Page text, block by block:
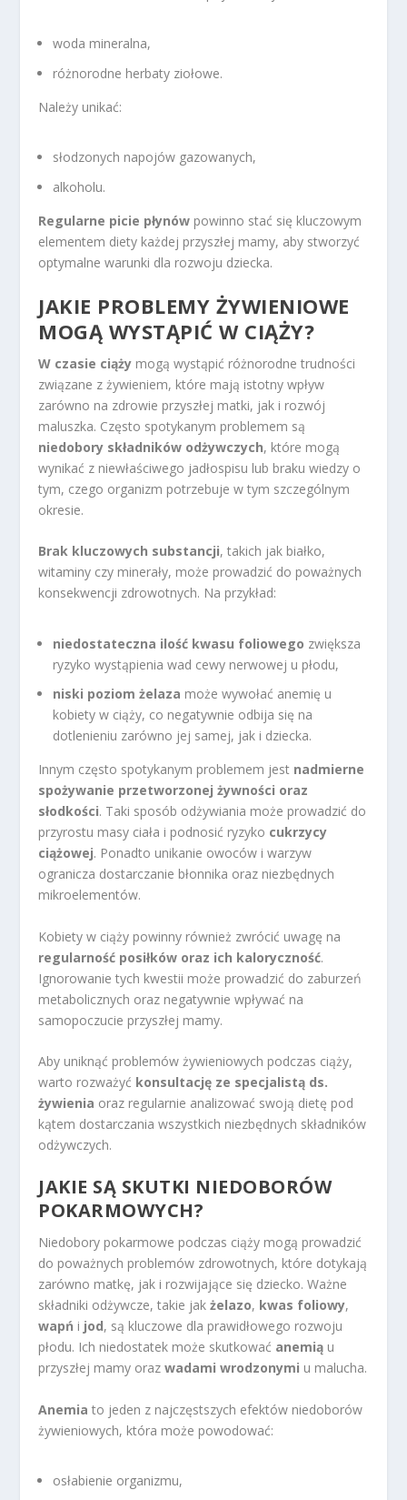
woda mineralna,
różnorodne herbaty ziołowe.
Należy unikać:
słodzonych napojów gazowanych,
alkoholu.
Regularne picie płynów powinno stać się kluczowym
elementem diety każdej przyszłej mamy, aby stworzyć
optymalne warunki dla rozwoju dziecka.
JAKIE PROBLEMY ŻYWIENIOWE
MOGĄ WYSTĄPIĆ W CIĄŻY?
W czasie ciąży mogą wystąpić różnorodne trudności
związane z żywieniem, które mają istotny wpływ
zarówno na zdrowie przyszłej matki, jak i rozwój
maluszka. Często spotykanym problemem są
niedobory składników odżywczych, które mogą
wynikać z niewłaściwego jadłospisu lub braku wiedzy o
tym, czego organizm potrzebuje w tym szczególnym
okresie.
Brak kluczowych substancji, takich jak białko,
witaminy czy minerały, może prowadzić do poważnych
konsekwencji zdrowotnych. Na przykład:
niedostateczna ilość kwasu foliowego zwiększa
ryzyko wystąpienia wad cewy nerwowej u płodu,
niski poziom żelaza może wywołać anemię u
kobiety w ciąży, co negatywnie odbija się na
dotlenieniu zarówno jej samej, jak i dziecka.
Innym często spotykanym problemem jest nadmierne
spożywanie przetworzonej żywności oraz
słodkości. Taki sposób odżywiania może prowadzić do
przyrostu masy ciała i podnosić ryzyko cukrzycy
ciążowej. Ponadto unikanie owoców i warzyw
ogranicza dostarczanie błonnika oraz niezbędnych
mikroelementów.
Kobiety w ciąży powinny również zwrócić uwagę na
regularność posiłków oraz ich kaloryczność.
Ignorowanie tych kwestii może prowadzić do zaburzeń
metabolicznych oraz negatywnie wpływać na
samopoczucie przyszłej mamy.
Aby uniknąć problemów żywieniowych podczas ciąży,
warto rozważyć konsultację ze specjalistą ds.
żywienia oraz regularnie analizować swoją dietę pod
kątem dostarczania wszystkich niezbędnych składników
odżywczych.
JAKIE SĄ SKUTKI NIEDOBORÓW
POKARMOWYCH?
Niedobory pokarmowe podczas ciąży mogą prowadzić
do poważnych problemów zdrowotnych, które dotykają
zarówno matkę, jak i rozwijające się dziecko. Ważne
składniki odżywcze, takie jakżelazo, kwas foliowy,
wapń i jod, są kluczowe dla prawidłowego rozwoju
płodu. Ich niedostatek może skutkować anemią u
przyszłej mamy orazwadami wrodzonymi u malucha.
Anemia to jeden z najczęstszych efektów niedoborów
żywieniowych, która może powodować:
osłabienie organizmu,